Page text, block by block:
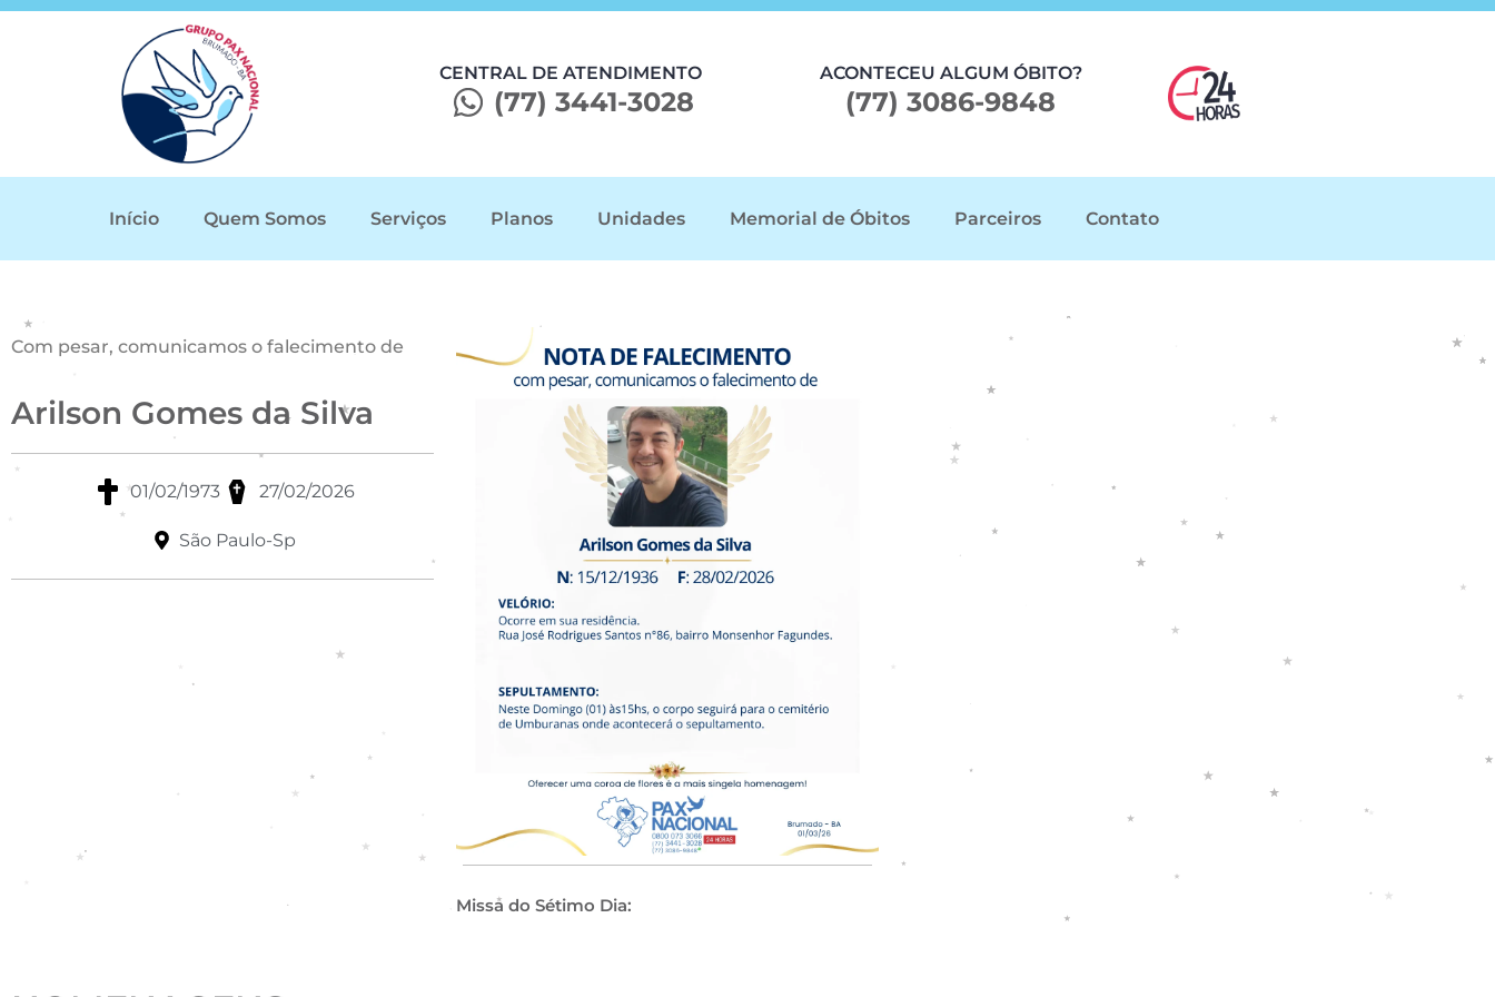
CENTRAL DE ATENDIMENTO
(77) 3441-3028
ACONTECEU ALGUM ÓBITO?
(77) 3086-9848
Início Quem Somos Serviços Planos Unidades Memorial de Óbitos Parceiros Contato
Com pesar, comunicamos o falecimento de
Arilson Gomes da Silva
01/02/1973 27/02/2026
São Paulo-Sp
Missa do Sétimo Dia: